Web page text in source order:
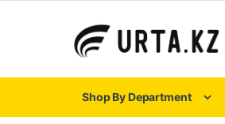
Shop By Department